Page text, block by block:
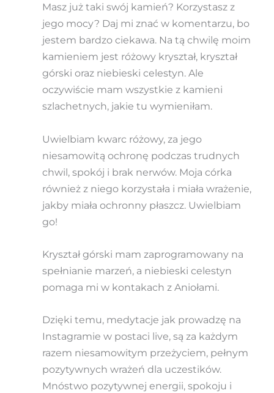
Masz już taki swój kamień? Korzystasz z
jego mocy? Daj mi znać w komentarzu, bo
jestem bardzo ciekawa. Na tą chwilę moim
kamieniem jest różowy kryształ, kryształ
górski oraz niebieski celestyn. Ale
oczywiście mam wszystkie z kamieni
szlachetnych, jakie tu wymieniłam.
Uwielbiam kwarc różowy, za jego
niesamowitą ochronę podczas trudnych
chwil, spokój i brak nerwów. Moja córka
również z niego korzystała i miała wrażenie,
jakby miała ochronny płaszcz. Uwielbiam
go!
Kryształ górski mam zaprogramowany na
spełnianie marzeń, a niebieski celestyn
pomaga mi w kontakach z Aniołami.
Dzięki temu, medytacje jak prowadzę na
Instagramie w postaci live, są za każdym
razem niesamowitym przeżyciem, pełnym
pozytywnych wrażeń dla uczestików.
Mnóstwo pozytywnej energii, spokoju i